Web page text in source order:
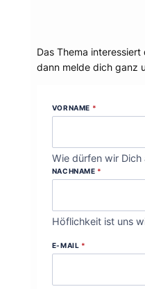
Das Thema
dann melde dich ganz
VORNAME *
Wie dürfen wir Dich
NACHNAME *
Höflichkeit ist uns
E-MAIL *